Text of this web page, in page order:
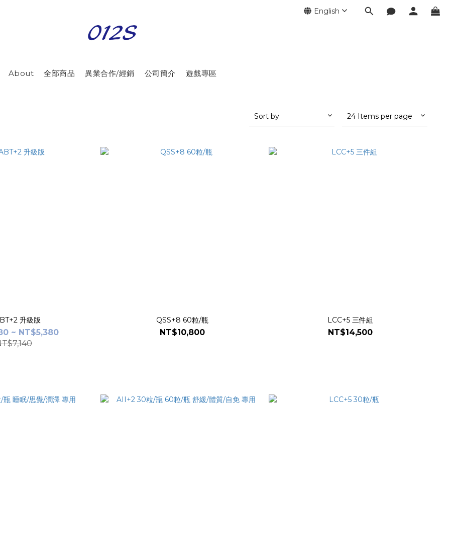
About 全部商品 異業合作/經銷 公司簡介 遊戲專區
English
Sort by 24 Items per page
升級版
~ NT$5,380
QSS+8 60粒/瓶
NT$10,800
LCC+5 三件組
NT$14,500